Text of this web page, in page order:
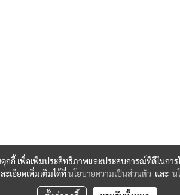
คุกกี้ เพื่อเพิ่มประสิทธิภาพและประสบการณ์ที่ดีในการ
เอียดเพิ่มเติมได้ที่นโยบายความเป็นส่วนตัว และ น